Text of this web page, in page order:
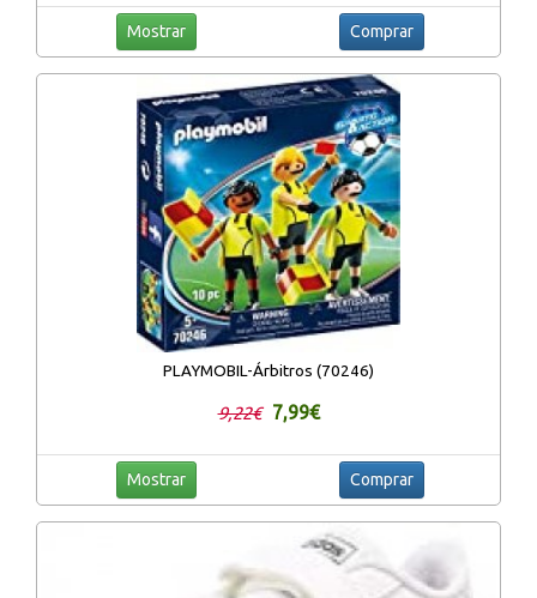
Mostrar Comprar
PLAYMOBIL-Árbitros (70246)
9,22€ 7,99€
Mostrar Comprar